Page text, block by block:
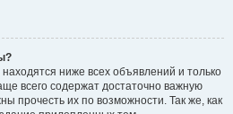
ниже всех объявлений и только
всего содержат достаточно важную
прочесть их по возможности. Так же, как